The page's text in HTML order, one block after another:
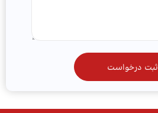
ثبت درخواست